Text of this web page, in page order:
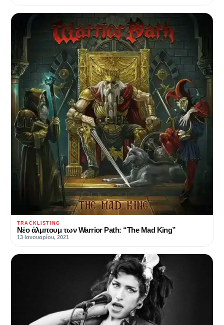
TRACKLISTING
Νέο άλμπουμ των Warrior Path: “The Mad King”
13 Ιανουαρίου, 2021